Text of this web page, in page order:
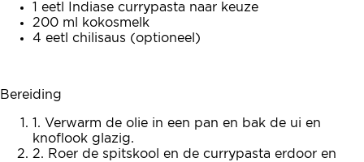
1 eetl Indiase currypasta naar keuze
200 ml kokosmelk
4 eetl chilisaus (optioneel)
Bereiding
1. Verwarm de olie in een pan en bak de ui en
knoflook glazig.
2. Roer de spitskool en de currypasta erdoor en